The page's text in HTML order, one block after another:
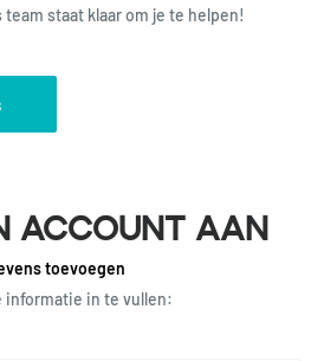
staat klaar om je te helpen!
ACCOUNT AAN
toevoegen
informatie in te vullen: